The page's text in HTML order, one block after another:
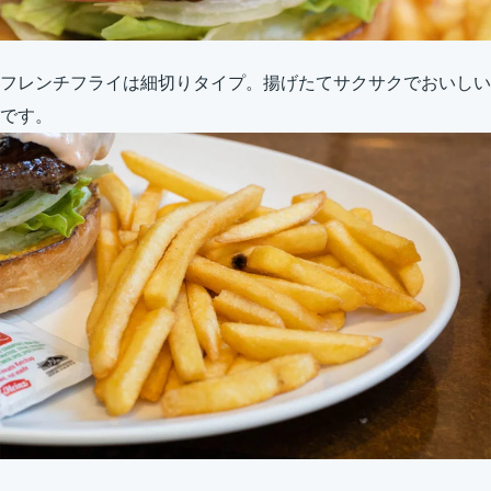
フレンチフライは細切りタイプ。揚げたてサクサクでおいしい
です。